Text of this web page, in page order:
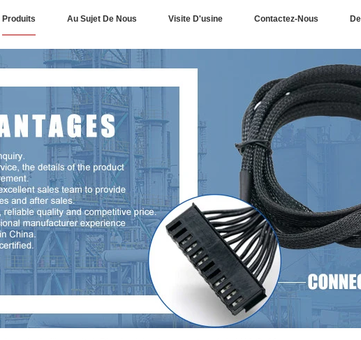
Produits Au Sujet De Nous Visite D'usine Contactez-Nous